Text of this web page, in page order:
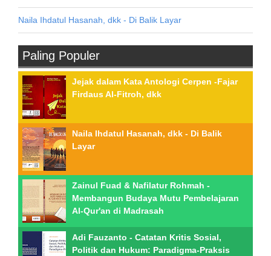
Naila Ihdatul Hasanah, dkk - Di Balik Layar
Paling Populer
Jejak dalam Kata Antologi Cerpen -Fajar
Firdaus Al-Fitroh, dkk
Naila Ihdatul Hasanah, dkk - Di Balik
Layar
Zainul Fuad & Nafilatur Rohmah -
Membangun Budaya Mutu Pembelajaran
Al-Qur'an di Madrasah
Adi Fauzanto - Catatan Kritis Sosial,
Politik dan Hukum: Paradigma-Praksis